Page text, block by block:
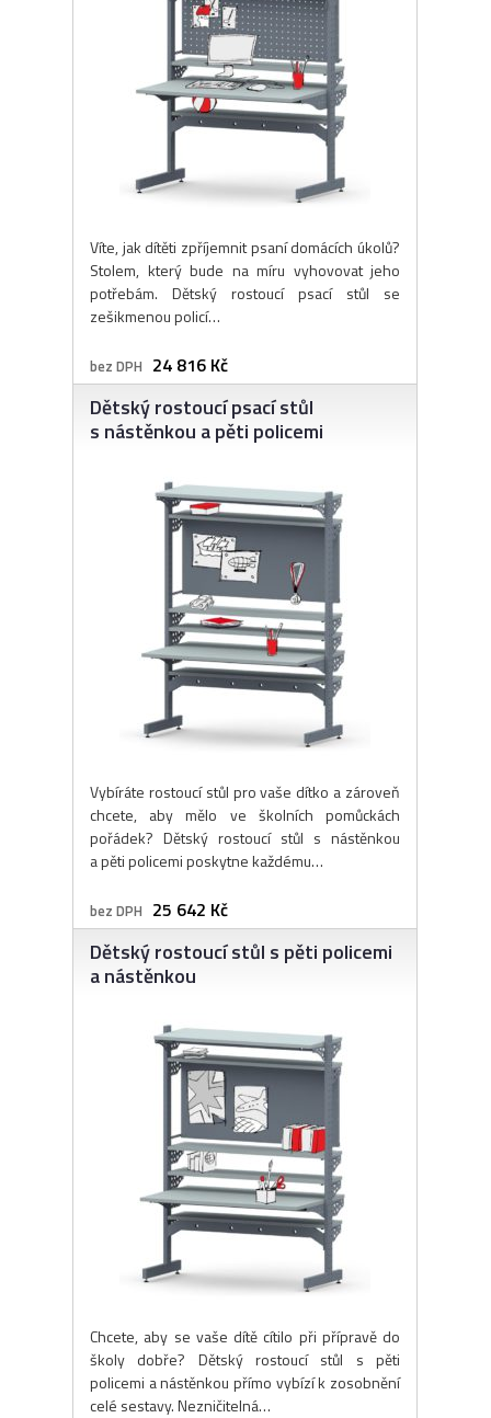
Víte, jak dítěti zpříjemnit psaní domácích úkolů?
Stolem, který bude na míru vyhovovat jeho
potřebám. Dětský rostoucí psací stůl se
zešikmenou policí…
bez DPH 24 816 Kč
Dětský rostoucí psací stůl
s nástěnkou a pěti policemi
Vybíráte rostoucí stůl pro vaše dítko a zároveň
chcete, aby mělo ve školních pomůckách
pořádek? Dětský rostoucí stůl s nástěnkou
a pěti policemi poskytne každému…
bez DPH 25 642 Kč
Dětský rostoucí stůl s pěti policemi
a nástěnkou
Chcete, aby se vaše dítě cítilo při přípravě do
školy dobře? Dětský rostoucí stůl s pěti
policemi a nástěnkou přímo vybízí k zosobnění
celé sestavy. Nezničitelná…